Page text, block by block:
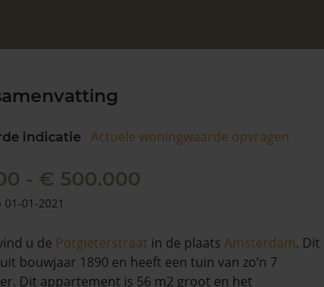
indicatie
Actuele woningwaarde opvragen
- € 500.000
01-2021
u de Potgieterstraat in de plaats Amsterdam. Dit
bouwjaar 1890 en heeft een tuin van zo’n 7
Dit appartement is 56 m2 groot en het